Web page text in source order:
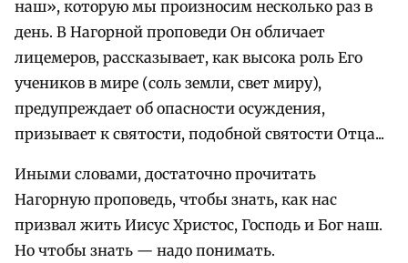
наш», которую мы произносим несколько раз в
день. В Нагорной проповеди Он обличает
лицемеров, рассказывает, как высока роль Его
учеников в мире (соль земли, свет миру),
предупреждает об опасности осуждения,
призывает к святости, подобной святости Отца...
Иными словами, достаточно прочитать
Нагорную проповедь, чтобы знать, как нас
призвал жить Иисус Христос, Господь и Бог наш.
Но чтобы знать — надо понимать.